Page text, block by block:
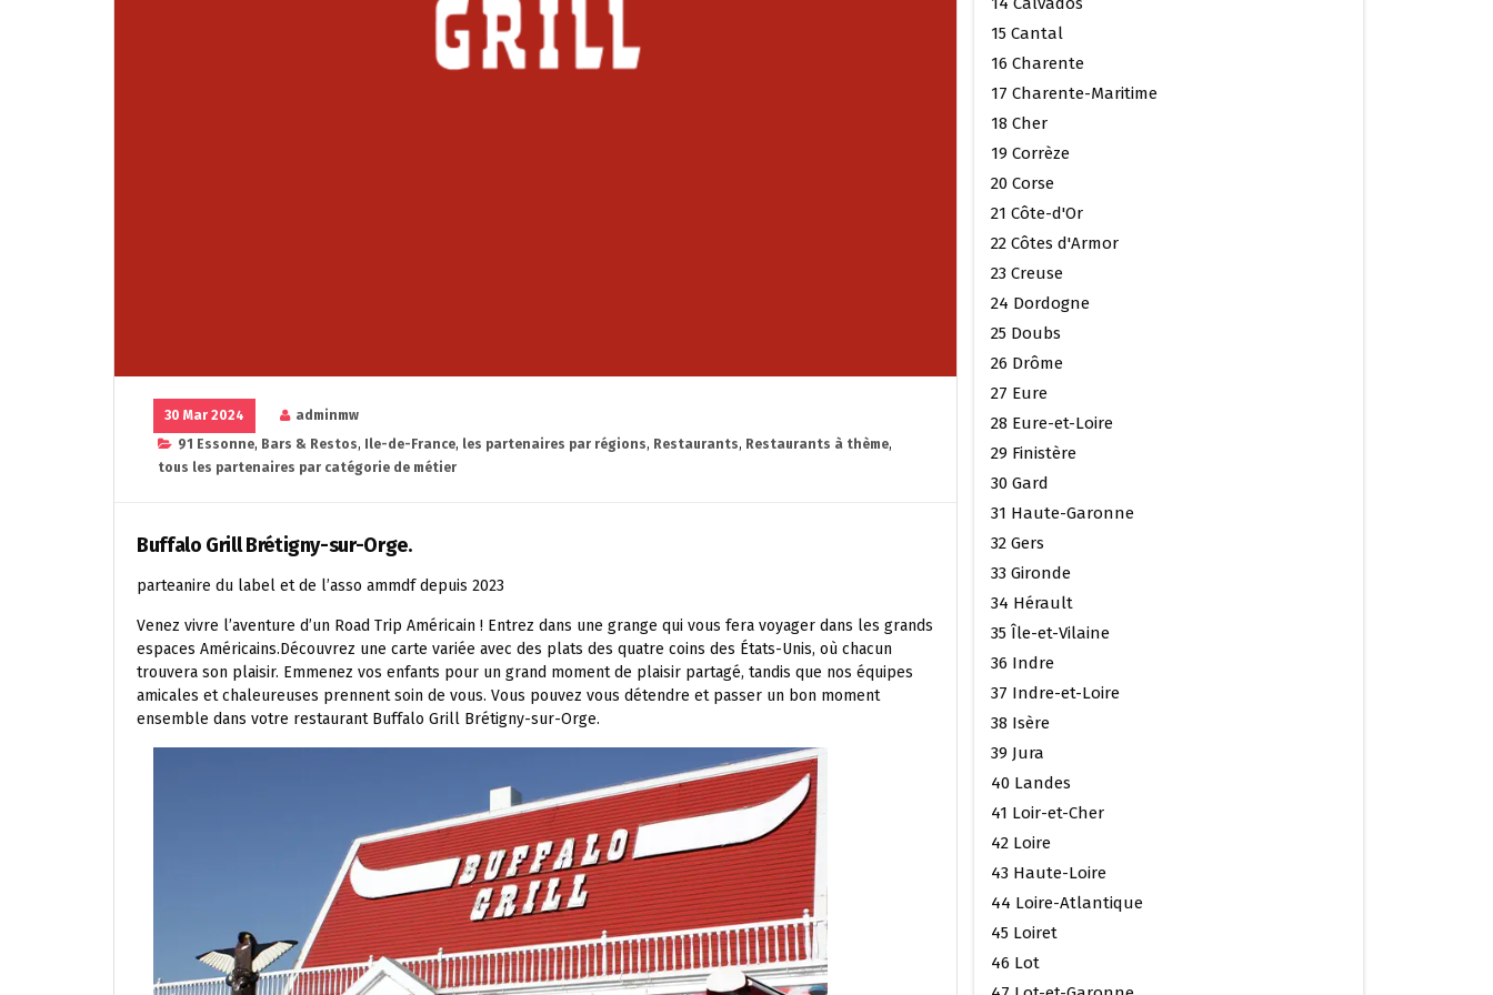
30 Mar 2024
adminmw
91 Essonne, Bars & Restos, Ile-de-France, les partenaires par régions, Restaurants, Restaurants à thème,
tous les partenaires par catégorie de métier
Buffalo Grill Brétigny-sur-Orge.
parteanire du label et de l’asso ammdf depuis 2023
Venez vivre l’aventure d’un Road Trip Américain ! Entrez dans une grange qui vous fera voyager dans les grands
espaces Américains.Découvrez une carte variée avec des plats des quatre coins des États-Unis, où chacun
trouvera son plaisir. Emmenez vos enfants pour un grand moment de plaisir partagé, tandis que nos équipes
amicales et chaleureuses prennent soin de vous. Vous pouvez vous détendre et passer un bon moment
ensemble dans votre restaurant Buffalo Grill Brétigny-sur-Orge.
15 Cantal
16 Charente
17 Charente-Maritime
18 Cher
19 Corrèze
20 Corse
21 Côte-d'Or
22 Côtes d'Armor
23 Creuse
24 Dordogne
25 Doubs
26 Drôme
27 Eure
28 Eure-et-Loire
29 Finistère
30 Gard
31 Haute-Garonne
32 Gers
33 Gironde
34 Hérault
35 Île-et-Vilaine
36 Indre
37 Indre-et-Loire
38 Isère
39 Jura
40 Landes
41 Loir-et-Cher
42 Loire
43 Haute-Loire
44 Loire-Atlantique
45 Loiret
46 Lot